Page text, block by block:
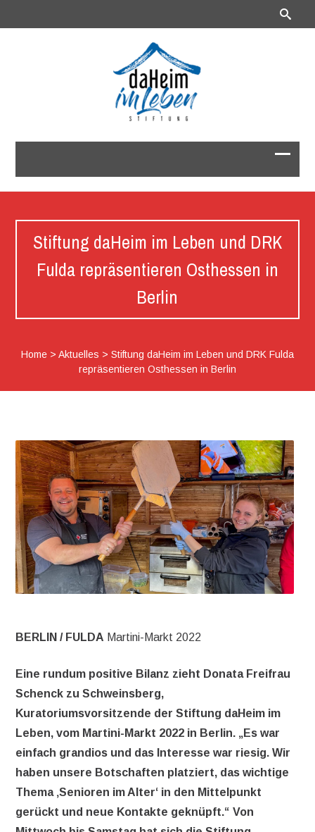
Stiftung daHeim im Leben und DRK
Fulda repräsentieren Osthessen in
Berlin
Home> Aktuelles > Stiftung daHeim im Leben und DRK Fulda
repräsentieren Osthessen in Berlin
BERLIN / FULDA Martini-Markt 2022
Eine rundum positive Bilanz zieht Donata Freifrau
Schenck zu Schweinsberg,
Kuratoriumsvorsitzende der Stiftung daHeim im
Leben, vom Martini-Markt 2022 in Berlin. „Es war
einfach grandios und das Interesse war riesig. Wir
haben unsere Botschaften platziert, das wichtige
Thema ‚Senioren im Alter‘ in den Mittelpunkt
gerückt und neue Kontakte geknüpft.“ Von